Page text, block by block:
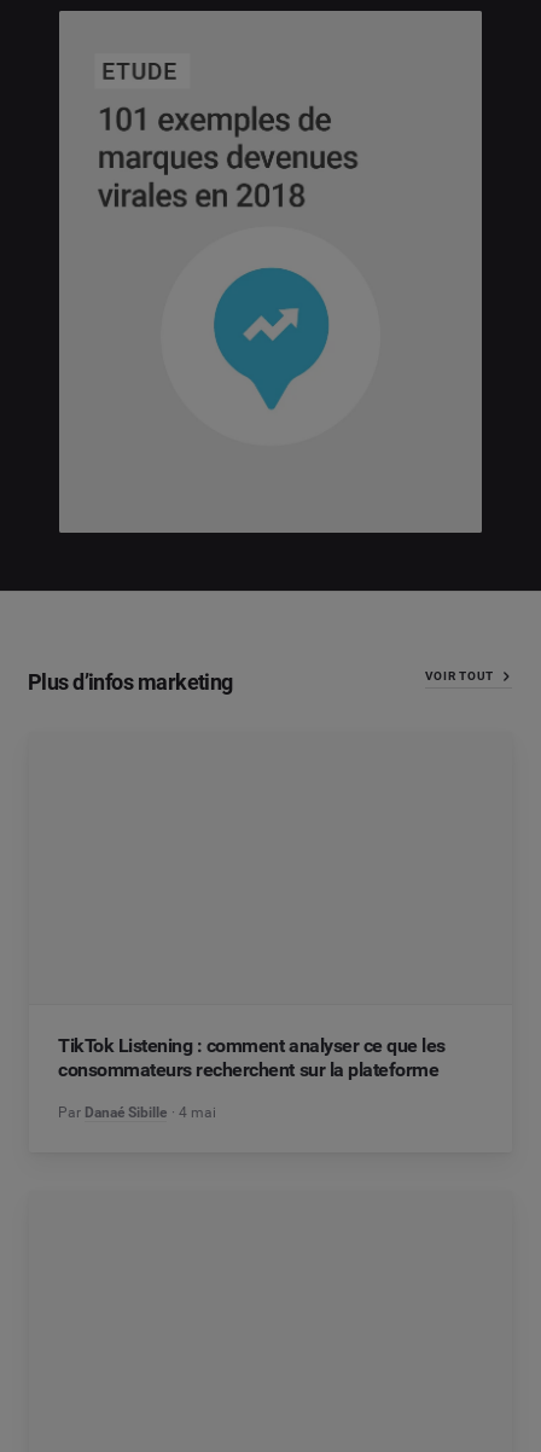
Plus d’infos marketing VOIR TOUT
TikTok Listening : comment analyser ce que les
consommateurs recherchent sur la plateforme
Par Danaé Sibille 4 mai